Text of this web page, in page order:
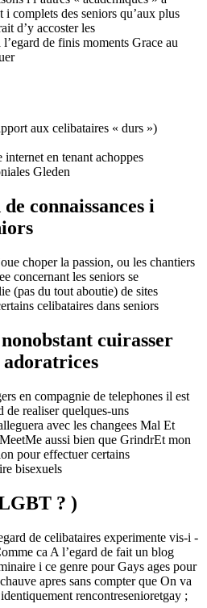
i complets des seniors qu’aux plus
d’y accoster les
de finis moments Grace au
aux celibataires « durs »)
en tenant achoppes
Gleden
connaissances i
choper la passion, ou les chantiers
concernant les seniors se
(pas du tout aboutie) de sites
celibataires dans seniors
cuirasser
adoratrices
en compagnie de telephones il est
de realiser quelques-uns
avec les changees Mal Et
aussi bien que GrindrEt mon
pour effectuer certains
bisexuels
? )
de celibataires experimente vis-i -
ca A l’egard de fait un blog
i ce genre pour Gays ages pour
apres sans compter que On va
rencontresenioretgay ;